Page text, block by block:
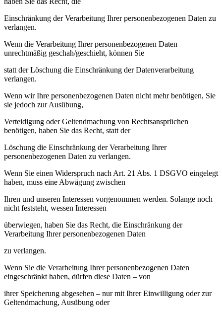
Einschränkung der Verarbeitung Ihrer personenbezogenen Daten zu
verlangen.
Wenn die Verarbeitung Ihrer personenbezogenen Daten
unrechtmäßig geschah/geschieht, können Sie
statt der Löschung die Einschränkung der Datenverarbeitung
verlangen.
Wenn wir Ihre personenbezogenen Daten nicht mehr benötigen, Sie
sie jedoch zur Ausübung,
Verteidigung oder Geltendmachung von Rechtsansprüchen
benötigen, haben Sie das Recht, statt der
Löschung die Einschränkung der Verarbeitung Ihrer
personenbezogenen Daten zu verlangen.
Wenn Sie einen Widerspruch nach Art. 21 Abs. 1 DSGVO eingelegt
haben, muss eine Abwägung zwischen
Ihren und unseren Interessen vorgenommen werden. Solange noch
nicht feststeht, wessen Interessen
überwiegen, haben Sie das Recht, die Einschränkung der
Verarbeitung Ihrer personenbezogenen Daten
zu verlangen.
Wenn Sie die Verarbeitung Ihrer personenbezogenen Daten
eingeschränkt haben, dürfen diese Daten – von
ihrer Speicherung abgesehen – nur mit Ihrer Einwilligung oder zur
Geltendmachung, Ausübung oder